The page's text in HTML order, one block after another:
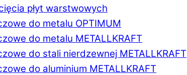
płyt warstwowych
do metalu OPTIMUM
do metalu METALLKRAFT
do stali nierdzewnej METALLKRAFT
do aluminium METALLKRAFT